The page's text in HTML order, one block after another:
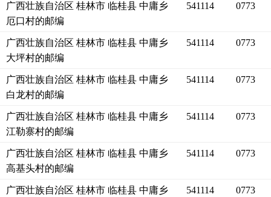
广西壮族自治区 桂林市 临桂县 中庸乡
厄口村的邮编
541114 0773
广西壮族自治区 桂林市 临桂县 中庸乡
大坪村的邮编
541114 0773
广西壮族自治区 桂林市 临桂县 中庸乡
白龙村的邮编
541114 0773
广西壮族自治区 桂林市 临桂县 中庸乡
江勒寨村的邮编
541114 0773
广西壮族自治区 桂林市 临桂县 中庸乡
高基头村的邮编
541114 0773
广西壮族自治区 桂林市 临桂县 中庸乡
541114 0773